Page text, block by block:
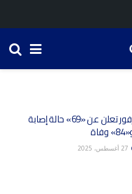
«الصحة» بجنوب دارفور تعلن عن «69» حالة إصابة